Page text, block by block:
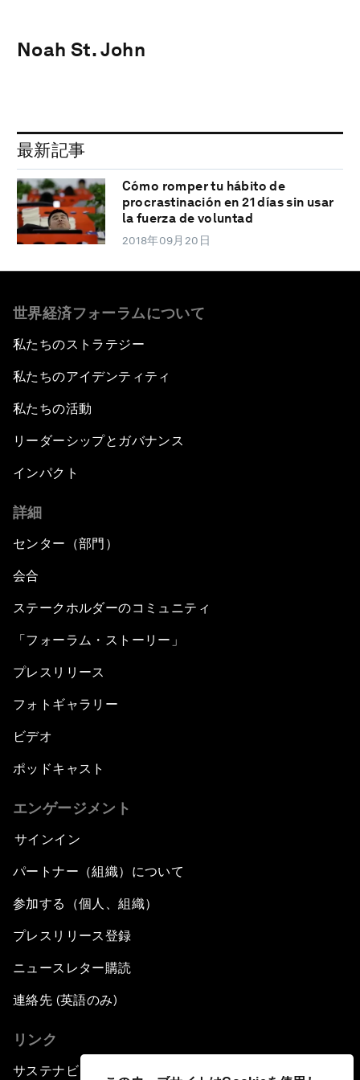
Noah St. John
最新記事
Cómo romper tu hábito de
procrastinación en 21 días sin usar
la fuerza de voluntad
2018年09月20日
世界経済フォーラムについて
私たちのストラテジー
私たちのアイデンティティ
私たちの活動
リーダーシップとガバナンス
インパクト
詳細
センター（部門）
会合
ステークホルダーのコミュニティ
「フォーラム・ストーリー」
プレスリリース
フォトギャラリー
ビデオ
ポッドキャスト
エンゲージメント
サインイン
パートナー（組織）について
参加する（個人、組織）
プレスリリース登録
ニュースレター購読
連絡先 (英語のみ)
リンク
サステナビリティへの取り組み